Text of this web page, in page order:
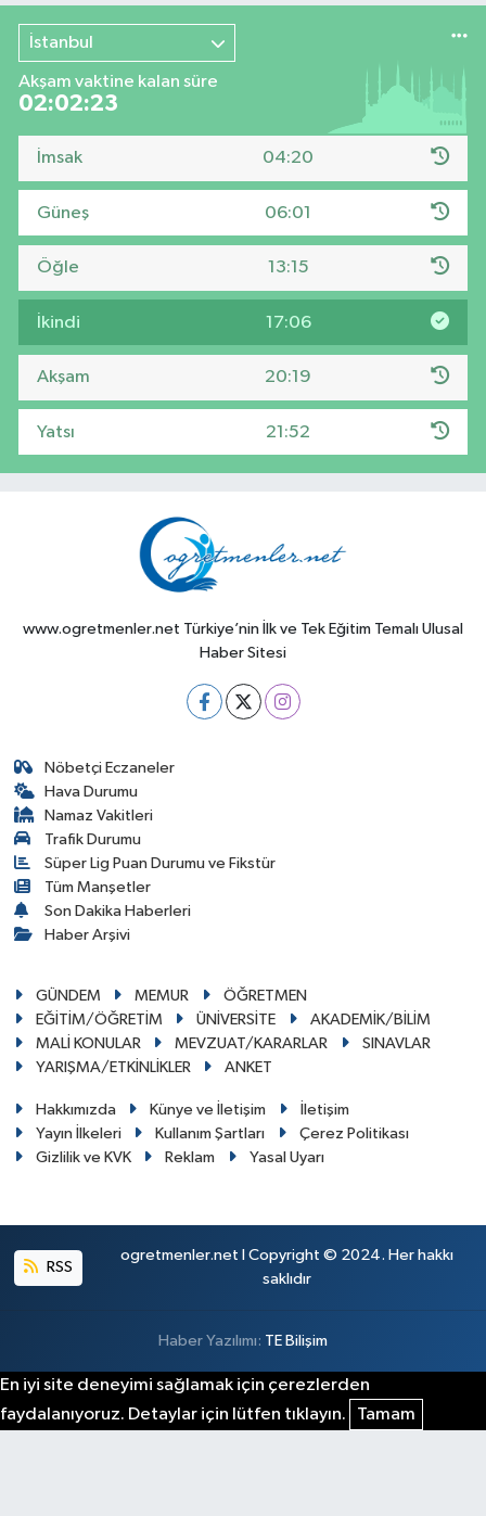
İstanbul
Akşam vaktine kalan süre
02:02:22
İmsak 04:20
Güneş 06:01
Öğle 13:15
İkindi 17:06
Akşam 20:19
Yatsı 21:52
www.ogretmenler.net Türkiye’nin İlk ve Tek Eğitim Temalı Ulusal
Haber Sitesi
Nöbetçi Eczaneler
Hava Durumu
Namaz Vakitleri
Trafik Durumu
Süper Lig Puan Durumu ve Fikstür
Tüm Manşetler
Son Dakika Haberleri
Haber Arşivi
GÜNDEM MEMUR
ÖĞRETMEN
EĞİTİM/ÖĞRETİM
ÜNİVERSİTE
AKADEMİK/BİLİM
MALİ KONULAR
MEVZUAT/KARARLAR
SINAVLAR
YARIŞMA/ETKİNLİKLER
ANKET
Hakkımızda Künye ve İletişim
İletişim
Yayın İlkeleri
Kullanım Şartları
Çerez Politikası
Gizlilik ve KVK
Reklam Yasal Uyarı
RSS
ogretmenler.net I Copyright © 2024. Her hakkı
saklıdır
Haber Yazılımı: TE Bilişim
En iyi site deneyimi sağlamak için çerezlerden
faydalanıyoruz. Detaylar için lütfen tıklayın.
Tamam